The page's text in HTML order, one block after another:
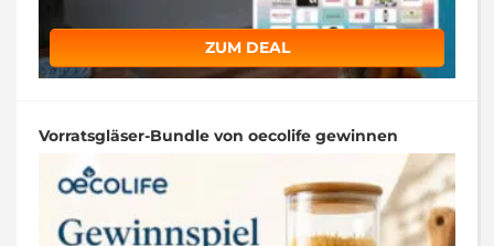
ZUM DEAL
Vorratsgläser-Bundle von oecolife gewinnen